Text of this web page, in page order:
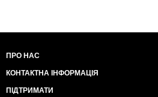
ПРО НАС
КОНТАКТНА ІНФОРМАЦІЯ
ПІДТРИМАТИ